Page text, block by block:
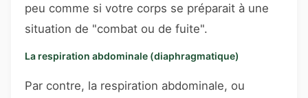
peu comme si votre corps se préparait à une
situation de "combat ou de fuite".
La respiration abdominale (diaphragmatique)
Par contre, la respiration abdominale, ou